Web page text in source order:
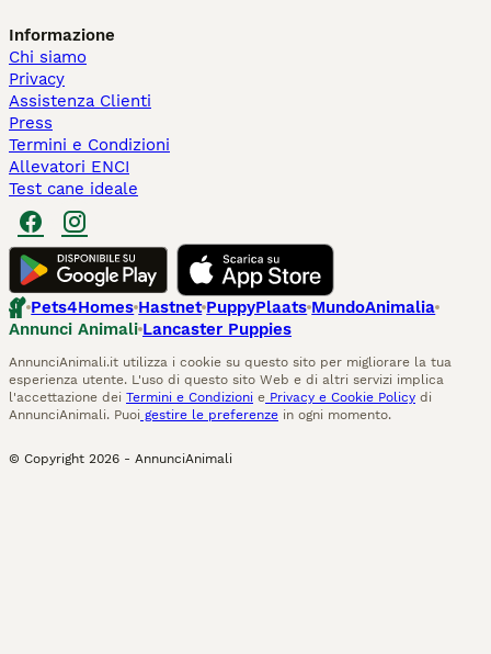
Informazione
Chi siamo
Privacy
Assistenza Clienti
Press
Termini e Condizioni
Allevatori ENCI
Test cane ideale
Pets4Homes Hastnet PuppyPlaats MundoAnimalia
Annunci Animali Lancaster Puppies
AnnunciAnimali.it utilizza i cookie su questo sito per migliorare la tua
esperienza utente. L'uso di questo sito Web e di altri servizi implica
l'accettazione dei Termini e Condizioni e Privacy e Cookie Policy di
AnnunciAnimali. Puoi gestire le preferenze in ogni momento.
© Copyright 2026 - AnnunciAnimali